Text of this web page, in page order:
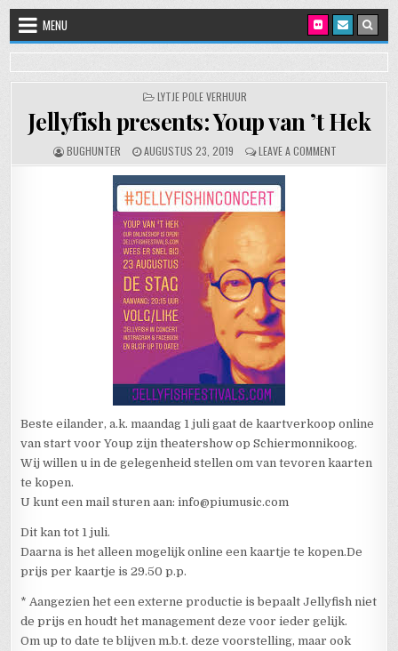
Skip to content
MENU
POSTED IN
LYTJE POLE VERHUUR
Jellyfish presents: Youp van ’t Hek
AUTHOR:
BUGHUNTER PUBLISHED DATE:
AUGUSTUS 23, 2019 LEAVE A COMMENTON JELLYFISH
Beste eilander, a.k. maandag 1 juli gaat de kaartverkoop online
van start voor Youp zijn theatershow op Schiermonnikoog.
Wij willen u in de gelegenheid stellen om van tevoren kaarten
te kopen.
U kunt een mail sturen aan: info@piumusic.com
Dit kan tot 1 juli.
Daarna is het alleen mogelijk online een kaartje te kopen.De
prijs per kaartje is 29.50 p.p.
* Aangezien het een externe productie is bepaalt Jellyfish niet
de prijs en houdt het management deze voor ieder gelijk.
Om up to date te blijven m.b.t. deze voorstelling, maar ook